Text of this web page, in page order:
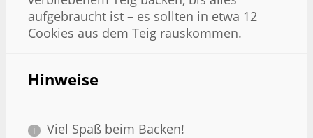
aufgebraucht ist – es sollten in etwa 12
Cookies aus dem Teig rauskommen.
Hinweise
Viel Spaß beim Backen!